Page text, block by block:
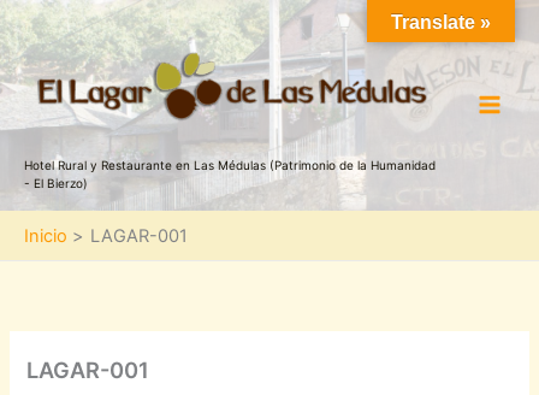
Ir
al
contenido
Hotel Rural y Restaurante en Las Médulas (Patrimonio de la Humanidad
- El Bierzo)
Inicio LAGAR-001
LAGAR-001
Translate »